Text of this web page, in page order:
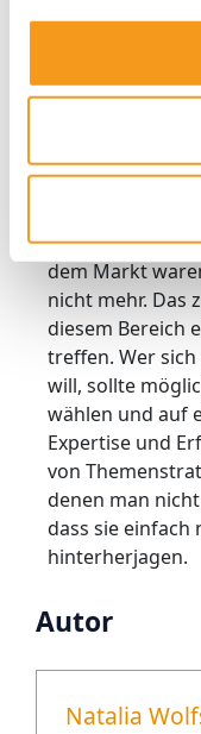
Hinzu kommt:
vermeintlich
setzen, haben
langlebig
Themenfonds,
dem Markt
nicht mehr. Das
diesem Bereich
treffen. Wer
will, sollte
wählen und auf
Expertise und
von
denen man
dass sie einfach
hinterherjagen.
Autor
Natalia